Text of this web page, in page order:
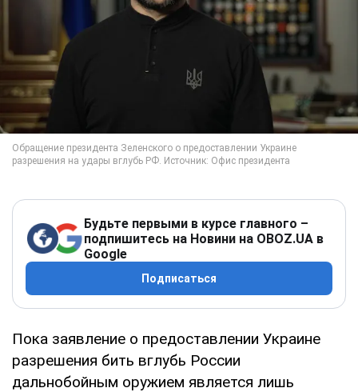
Будьте первыми в курсе главного –
подпишитесь на Новини на OBOZ.UA в
Google
Подписаться
Пока заявление о предоставлении Украине
разрешения бить вглубь России
дальнобойным оружием является лишь